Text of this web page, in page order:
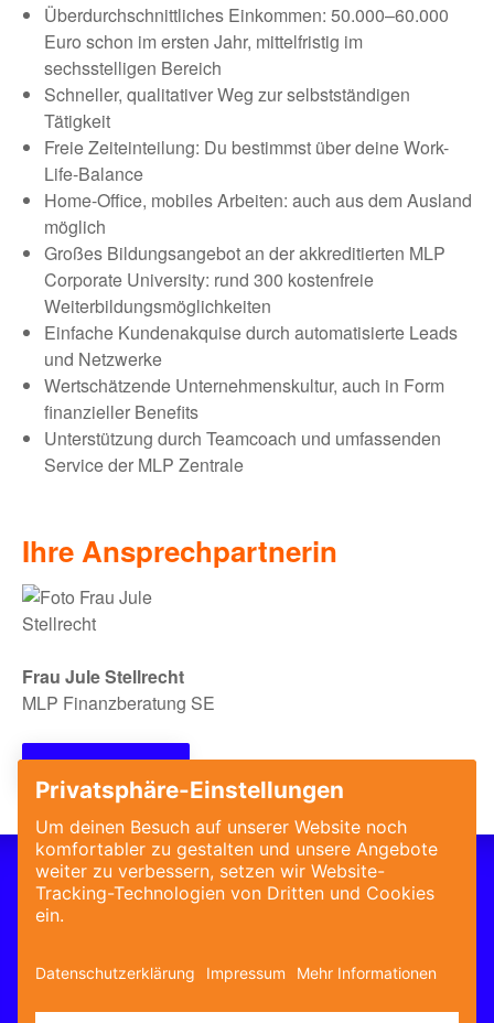
Überdurchschnittliches Einkommen: 50.000–60.000
Euro schon im ersten Jahr, mittelfristig im
sechsstelligen Bereich
Schneller, qualitativer Weg zur selbstständigen
Tätigkeit
Freie Zeiteinteilung: Du bestimmst über deine Work-
Life-Balance
Home-Office, mobiles Arbeiten: auch aus dem Ausland
möglich
Großes Bildungsangebot an der akkreditierten MLP
Corporate University: rund 300 kostenfreie
Weiterbildungsmöglichkeiten
Einfache Kundenakquise durch automatisierte Leads
und Netzwerke
Wertschätzende Unternehmenskultur, auch in Form
finanzieller Benefits
Unterstützung durch Teamcoach und umfassenden
Service der MLP Zentrale
Ihre Ansprechpartnerin
Frau Jule Stellrecht
MLP Finanzberatung SE